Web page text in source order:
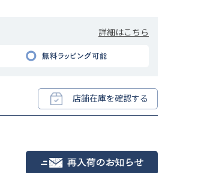
詳細はこちら
店舗在庫を確認する